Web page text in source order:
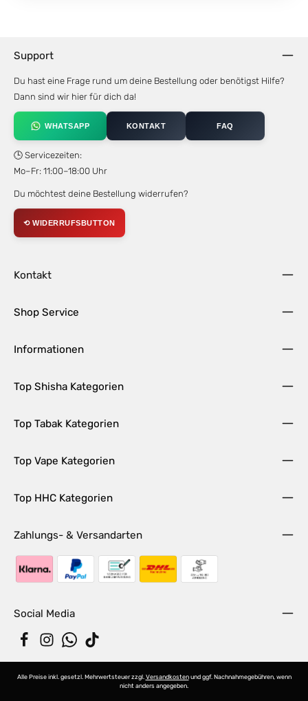
Support
Du hast eine Frage rund um deine Bestellung oder benötigst Hilfe?
Dann sind wir hier für dich da!
WHATSAPP KONTAKT FAQ
🕒 Servicezeiten:
Mo–Fr: 11:00–18:00 Uhr
Du möchtest deine Bestellung widerrufen?
⟲ WIDERRUFSBUTTON
Kontakt
Shop Service
Informationen
Top Shisha Kategorien
Top Tabak Kategorien
Top Vape Kategorien
Top HHC Kategorien
Zahlungs- & Versandarten
Social Media
Alle Preise inkl. gesetzl. Mehrwertsteuer zzgl. Versandkostenund ggf. Nachnahmegebühren, wenn
nicht anders angegeben.